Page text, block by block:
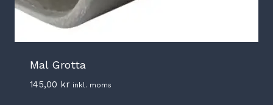
Mal Grotta
145,00 kr inkl. moms